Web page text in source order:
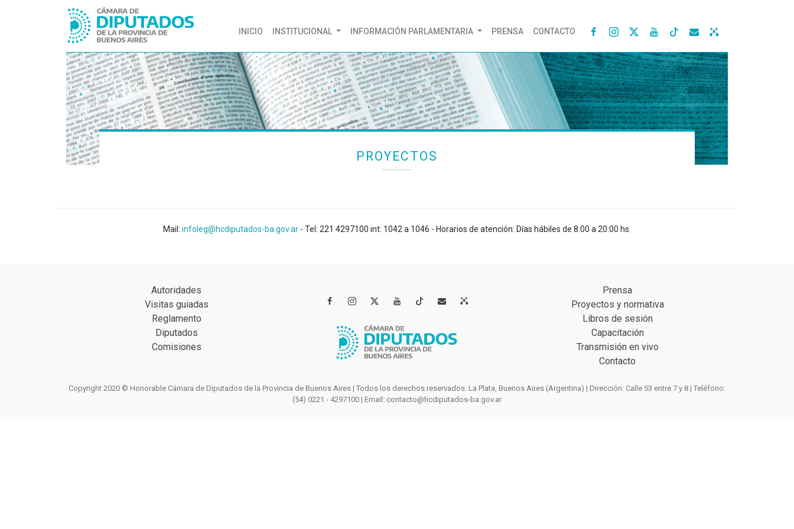
INICIO (CURRENT)
INSTITUCIONAL INFORMACIÓN PARLAMENTARIA PRENSA CONTACTO    
PROYECTOS
Mail: infoleg@hcdiputados-ba.gov.ar - Tel: 221 4297100 int: 1042 a 1046 - Horarios de atención: Días hábiles de 8:00 a 20:00 hs.
Autoridades
Visitas guiadas
Reglamento
Diputados
Comisiones
   
Prensa
Proyectos y normativa
Libros de sesión
Capacitación
Transmisión en vivo
Contacto
Copyright 2020 © Honorable Cámara de Diputados de la Provincia de Buenos Aires | Todos los derechos reservados. La Plata, Buenos Aires (Argentina) | Dirección: Calle 53 entre 7 y 8 | Teléfono:
(54) 0221 - 4297100 | Email: contacto@hcdiputados-ba.gov.ar